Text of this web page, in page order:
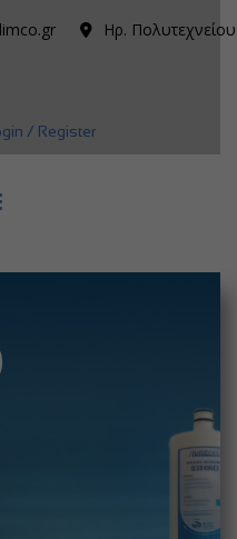
Ηρ.
DIMCO!
/ Register